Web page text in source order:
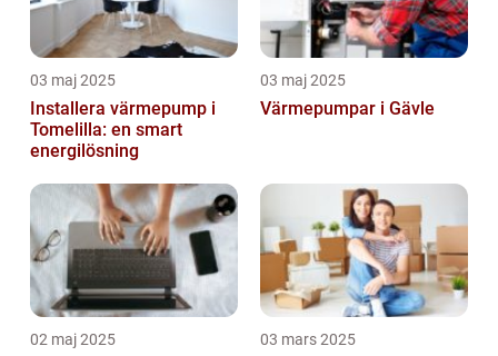
03 maj 2025
Installera värmepump i
Tomelilla: en smart
energilösning
03 maj 2025
Värmepumpar i Gävle
02 maj 2025 03 mars 2025